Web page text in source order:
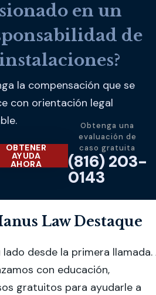
en un
de
la compensación que se
con orientación legal
OBTENER
AYUDA
AHORA
Obtenga una
evaluación de
caso gratuita
(816) 203-
0143
Law Destaque
lado desde la primera llamada.
con educación,
gratuitos para ayudarle a